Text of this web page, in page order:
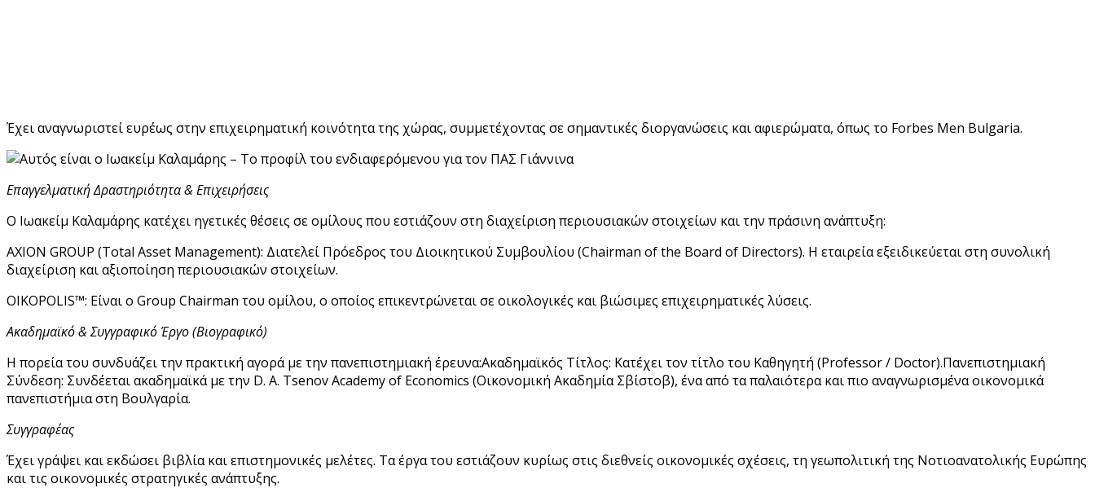
Έχει αναγνωριστεί ευρέως στην επιχειρηματική κοινότητα της χώρας, συμμετέχοντας σε σημαντικές διοργανώσεις και αφιερώματα, όπως το Forbes Men Bulgaria.
Επαγγελματική Δραστηριότητα & Επιχειρήσεις
Ο Ιωακείμ Καλαμάρης κατέχει ηγετικές θέσεις σε ομίλους που εστιάζουν στη διαχείριση περιουσιακών στοιχείων και την πράσινη ανάπτυξη:
AXION GROUP (Total Asset Management): Διατελεί Πρόεδρος του Διοικητικού Συμβουλίου (Chairman of the Board of Directors). Η εταιρεία εξειδικεύεται στη συνολική
διαχείριση και αξιοποίηση περιουσιακών στοιχείων.
OIKOPOLIS™: Είναι ο Group Chairman του ομίλου, ο οποίος επικεντρώνεται σε οικολογικές και βιώσιμες επιχειρηματικές λύσεις.
Ακαδημαϊκό & Συγγραφικό Έργο (Βιογραφικό)
Η πορεία του συνδυάζει την πρακτική αγορά με την πανεπιστημιακή έρευνα:Ακαδημαϊκός Τίτλος: Κατέχει τον τίτλο του Καθηγητή (Professor / Doctor).Πανεπιστημιακή
Σύνδεση: Συνδέεται ακαδημαϊκά με την D. A. Tsenov Academy of Economics (Οικονομική Ακαδημία Σβίστοβ), ένα από τα παλαιότερα και πιο αναγνωρισμένα οικονομικά
πανεπιστήμια στη Βουλγαρία.
Συγγραφέας
Έχει γράψει και εκδώσει βιβλία και επιστημονικές μελέτες. Τα έργα του εστιάζουν κυρίως στις διεθνείς οικονομικές σχέσεις, τη γεωπολιτική της Νοτιοανατολικής Ευρώπης
και τις οικονομικές στρατηγικές ανάπτυξης.